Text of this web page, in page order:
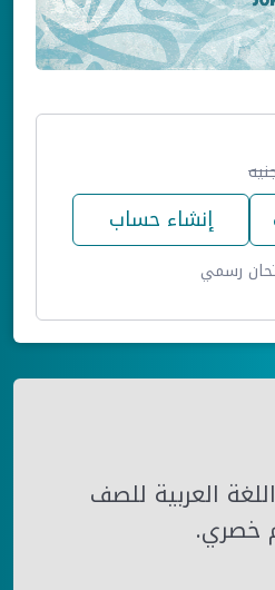
إنشاء حساب
رسمي
العربية للصف
خصري.